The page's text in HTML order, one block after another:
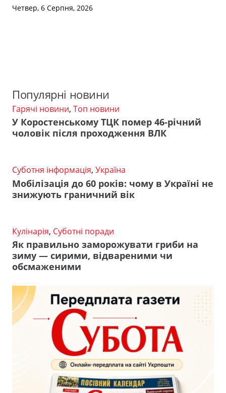
Четвер, 6 Серпня, 2026
Популярні новини
Гарячі новини, Топ новини
У Коростенському ТЦК помер 46-річний
чоловік після проходження ВЛК
Суботня інформація, Україна
Мобілізація до 60 років: чому в Україні не
знижують граничний вік
Кулінарія, Суботні поради
Як правильно заморожувати гриби на
зиму — сирими, відвареними чи
обсмаженими